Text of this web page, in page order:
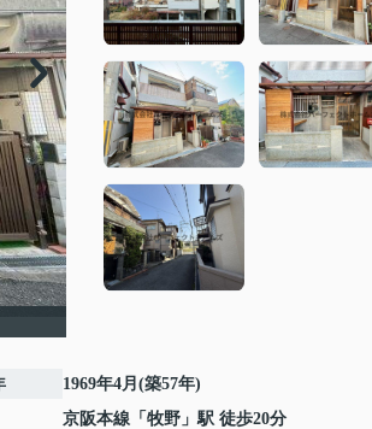
1969年4月(築57年)
京阪本線 「 牧野 」駅 徒歩20分